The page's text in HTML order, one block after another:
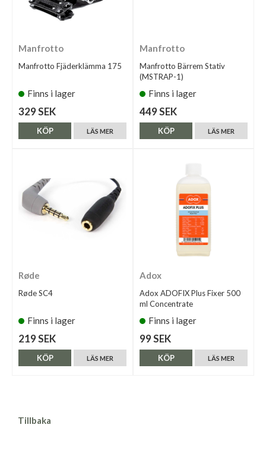
Manfrotto
Manfrotto Fjäderklämma 175
Finns i lager
329 SEK
LÄS MER
KÖP
Manfrotto
Manfrotto Bärrem Stativ
(MSTRAP-1)
Finns i lager
449 SEK
LÄS MER
KÖP
Røde
Røde SC4
Finns i lager
219 SEK
LÄS MER
KÖP
Adox
Adox ADOFIX Plus Fixer 500
ml Concentrate
Finns i lager
99 SEK
LÄS MER
KÖP
Tillbaka